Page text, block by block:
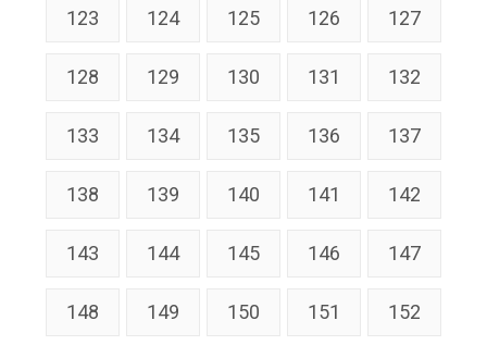
123 124 125 126 127
128 129 130 131 132
133 134 135 136 137
138 139 140 141 142
143 144 145 146 147
148 149 150 151 152